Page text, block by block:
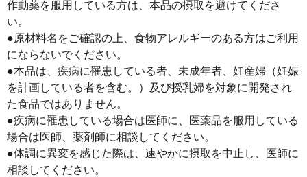
作動薬を服用している方は、本品の摂取を避けてくださ
い。
●原材料名をご確認の上、食物アレルギーのある方はご利用
にならないでください。
●本品は、疾病に罹患している者、未成年者、妊産婦（妊娠
を計画している者を含む。）及び授乳婦を対象に開発され
た食品ではありません。
●疾病に罹患している場合は医師に、医薬品を服用している
場合は医師、薬剤師に相談してください。
●体調に異変を感じた際は、速やかに摂取を中止し、医師に
相談してください。